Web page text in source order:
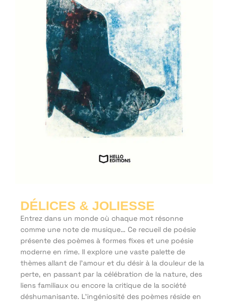
DÉLICES & JOLIESSE
Entrez dans un monde où chaque mot résonne
comme une note de musique… Ce recueil de poésie
présente des poèmes à formes fixes et une poésie
moderne en rime. Il explore une vaste palette de
thèmes allant de l’amour et du désir à la douleur de la
perte, en passant par la célébration de la nature, des
liens familiaux ou encore la critique de la société
déshumanisante. L’ingéniosité des poèmes réside en